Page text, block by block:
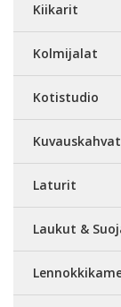
Kiikarit
Kolmijalat
Kotistudio
Kuvauskahvat
Laturit
Laukut &